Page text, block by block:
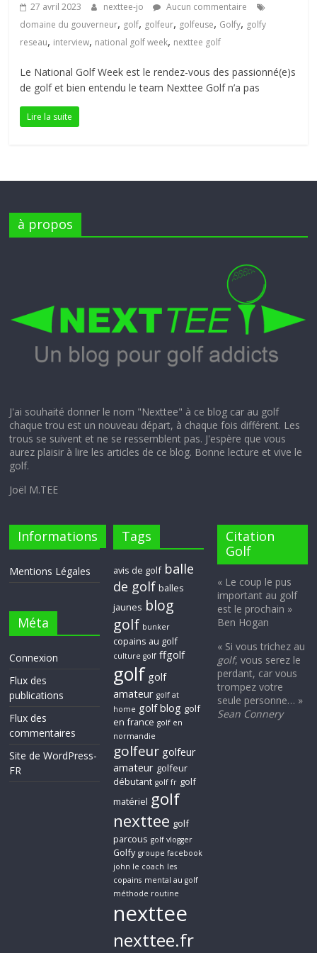
petite
balle
blanche
27 avril 2023 nexttee-jo
Aucun commentaire
domaine du gouverneur, golf, golfeur, golfeuse, Golfy, golfy
reseau, interview, national golf week, nexttee golf
Le National Golf Week est le rendez-vous des passionné(e)s
de golf et bien entendu le team Nexttee Golf n’a pas
Lire la suite
à propos
J'ai souhaité donner le nom "Nexttee" à ce blog car au golf
chaque trou est un nouveau départ, à chaque fois différent. Les
trous se suivent et ne se ressemblent pas. J'espère que vous
aurez plaisir à lire les articles de ce blog. Bonne lecture et vive le
golf.
Joël M.TEE
Informations
Mentions Légales
Méta
Connexion
Flux des
publications
Flux des
commentaires
Site de WordPress-
FR
Tags
avis de golf balle
de golf balles
jaunes blog
golf bunker
copains au golf
culture golf ffgolf
golf golf
amateur golf at
home golf blog golf
en france golf en
normandie
golfeur golfeur
amateur golfeur
débutant golf fr golf
matériel golf
nexttee golf
parcous golf vlogger
Golfy groupe facebook
john le coach les
copains mental au golf
méthode routine
nexttee
nexttee.fr
Citation
Golf
« Le coup le pus
important au golf
est le prochain »
Ben Hogan
« Si vous trichez au
golf, vous serez le
perdant, car vous
trompez votre
seule personne… »
Sean Connery